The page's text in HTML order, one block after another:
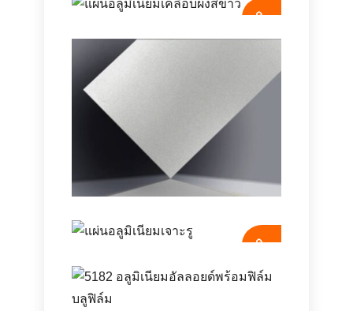
แผ่นกระจกอลูมิเนียมสะท้อนแสงสูงพิเศษ
98%, กระจัดกระจายต่ำ (มอก <1%),
และคำแนะนำข้อมูลจำเพาะสำหรับ
BRDF, เส้นโค้งสเปกตรัมและการเคลือบ.
แผ่นอลูมิเนียมเคลือบผงสี
สำรวจแผ่นอลูมิเนียมเคลือบผงสีขาวพรี
เมี่ยมที่มีความต้านทานต่อสภาพอากาศที่
เหนือกว่า, การป้องกันรอยขีดข่วน, และ
การตกแต่งที่ราบรื่น - อุดมสมบูรณ์
สำหรับสถาปัตยกรรม, ป้าย, และการใช้
แผ่นอลูมิเนียมอโนไดซ์
บทความนี้สำรวจขอบเขตทั้งหมดของแผ่
นอลูมิเนียมอะโนไดซ์, จากพื้นฐานทาง
แผ่นอลูมิเนียมเจาะรู